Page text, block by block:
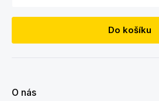
Do košíku
O nás